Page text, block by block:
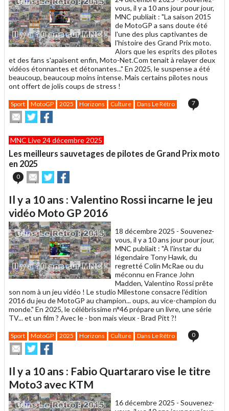
vous, il y a 10 ans jour pour jour,
MNC publiait : "La saison 2015
de MotoGP a sans doute été
l'une des plus captivantes de
l'histoire des Grand Prix moto.
Alors que les esprits des pilotes
et des fans s'apaisent enfin, Moto-Net.Com tenait à relayer deux
vidéos étonnantes et détonantes..." En 2025, le suspense a été
beaucoup, beaucoup moins intense. Mais certains pilotes nous
ont offert de jolis coups de stress !
Sport MotoGP 2025 Horizons Culture Dans Le Rétro 7
Envoyer
cet
à
un
ami
Partager
sur
sur
MNC Live 24 décembre 2025
Les meilleurs sauvetages de pilotes de Grand Prix moto
en 2025
0
Envoyer
cet
à
un
ami
Partager
sur sur
Il y a 10 ans : Valentino Rossi incarne le jeu
vidéo Moto GP 2016
18 décembre 2025 - Souvenez-
vous, il y a 10 ans jour pour jour,
MNC publiait : "À l'instar du
légendaire Tony Hawk, du
regretté Colin McRae ou du
méconnu en France John
Madden, Valentino Rossi prête
son nom à un jeu vidéo ! Le studio Milestone consacre l'édition
2016 du jeu de MotoGP au champion... oups, au vice-champion du
monde." En 2025, le célébrissime n°46 prépare un livre, une série
TV... et un film ? Avec le - bon mais vieux - Brad Pitt ?!
Sport MotoGP 2025 Horizons Culture Dans Le Rétro 0
Envoyer
cet
un
ami
Partager
sur
sur
Il y a 10 ans : Fabio Quartararo vise le titre
Moto3 avec KTM
16 décembre 2025 - Souvenez-